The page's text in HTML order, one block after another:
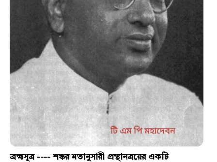
ব্রহ্মসূত্র ---- শঙ্কর মতানুসারী প্রস্থানত্রয়ের একটি